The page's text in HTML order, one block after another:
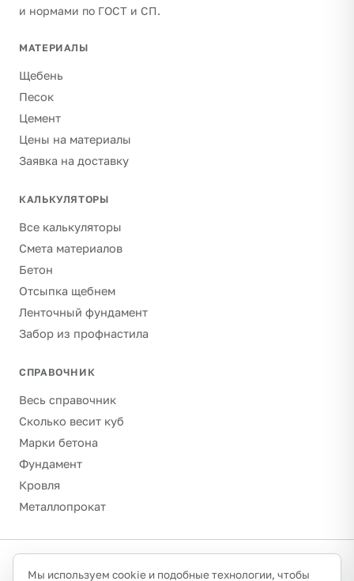
и нормами по ГОСТ и СП.
МАТЕРИАЛЫ
Щебень
Песок
Цемент
Цены на материалы
Заявка на доставку
КАЛЬКУЛЯТОРЫ
Все калькуляторы
Смета материалов
Бетон
Отсыпка щебнем
Ленточный фундамент
Забор из профнастила
СПРАВОЧНИК
Весь справочник
Сколько весит куб
Марки бетона
Фундамент
Кровля
Металлопрокат
Разработка отиванов.сайт
Мы используем cookie и подобные технологии, чтобы